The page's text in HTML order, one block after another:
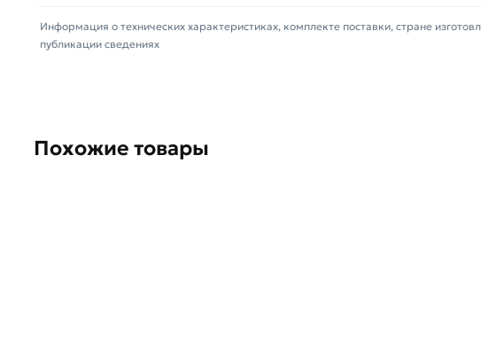
стандартам качества. Возврат купленного товарa в течение
обязательно).
Информация о технических характеристиках, комплекте поставки, стране
публикации сведениях
Похожие товары